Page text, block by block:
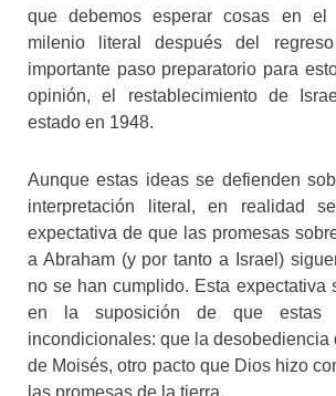
que debemos esperar cosas en el
milenio literal después del
importante paso preparatorio para
opinión, el restablecimiento de
estado en 1948.
Aunque estas ideas se defienden
interpretación literal, en realidad
expectativa de que las promesas
a Abraham (y por tanto a Israel)
no se han cumplido. Esta expectativa
en la suposición de que estas
incondicionales: que la desobediencia
de Moisés, otro pacto que Dios hizo
las promesas de la tierra.